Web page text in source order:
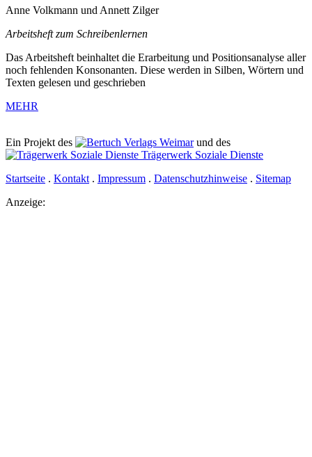
Anne Volkmann und Annett Zilger
Arbeitsheft zum Schreibenlernen
Das Arbeitsheft beinhaltet die Erarbeitung und Positionsanalyse aller
noch fehlenden Konsonanten. Diese werden in Silben, Wörtern und
Texten gelesen und geschrieben
MEHR
Ein Projekt des Verlags Weimarund des
Trägerwerk Soziale Dienste
Startseite . Kontakt . Impressum . Datenschutzhinweise . Sitemap
Anzeige: